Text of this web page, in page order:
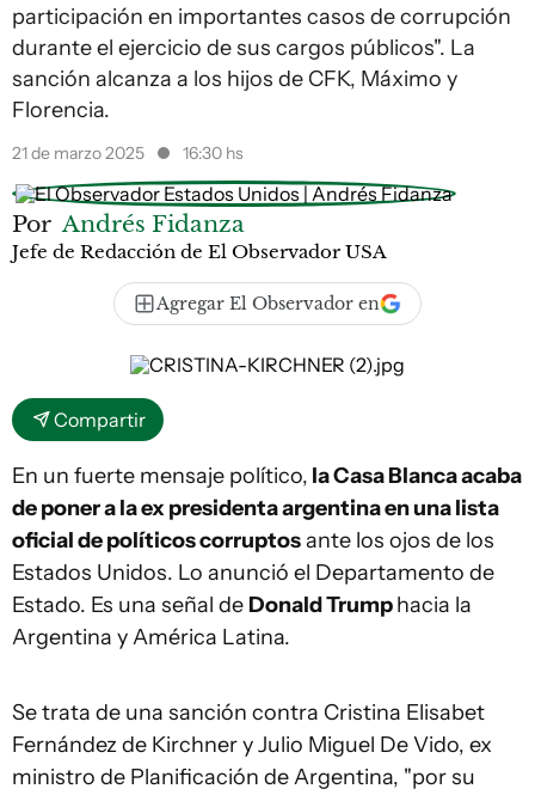
participación en importantes casos de corrupción
durante el ejercicio de sus cargos públicos". La
sanción alcanza a los hijos de CFK, Máximo y
Florencia.
21 de marzo 2025 16:30 hs
Por Andrés Fidanza
Jefe de Redacción de El Observador USA
Agregar El Observador en
Compartir
En un fuerte mensaje político, la Casa Blanca acaba
de poner a la ex presidenta argentina en una lista
oficial de políticos corruptosante los ojos de los
Estados Unidos. Lo anunció el Departamento de
Estado. Es una señal de Donald Trumphacia la
Argentina y América Latina.
Se trata de una sanción contra Cristina Elisabet
Fernández de Kirchner y Julio Miguel De Vido, ex
ministro de Planificación de Argentina, "por su